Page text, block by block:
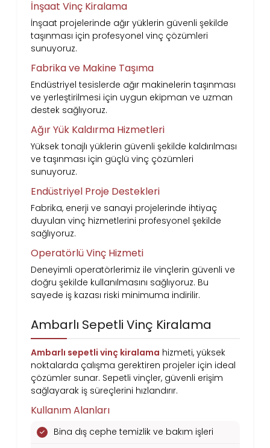
İnşaat Vinç Kiralama
İnşaat projelerinde ağır yüklerin güvenli şekilde
taşınması için profesyonel vinç çözümleri
sunuyoruz.
Fabrika ve Makine Taşıma
Endüstriyel tesislerde ağır makinelerin taşınması
ve yerleştirilmesi için uygun ekipman ve uzman
destek sağlıyoruz.
Ağır Yük Kaldırma Hizmetleri
Yüksek tonajlı yüklerin güvenli şekilde kaldırılması
ve taşınması için güçlü vinç çözümleri
sunuyoruz.
Endüstriyel Proje Destekleri
Fabrika, enerji ve sanayi projelerinde ihtiyaç
duyulan vinç hizmetlerini profesyonel şekilde
sağlıyoruz.
Operatörlü Vinç Hizmeti
Deneyimli operatörlerimiz ile vinçlerin güvenli ve
doğru şekilde kullanılmasını sağlıyoruz. Bu
sayede iş kazası riski minimuma indirilir.
Ambarlı Sepetli Vinç Kiralama
Ambarlı sepetli vinç kiralama hizmeti, yüksek
noktalarda çalışma gerektiren projeler için ideal
çözümler sunar. Sepetli vinçler, güvenli erişim
sağlayarak iş süreçlerini hızlandırır.
Kullanım Alanları
Bina dış cephe temizlik ve bakım işleri